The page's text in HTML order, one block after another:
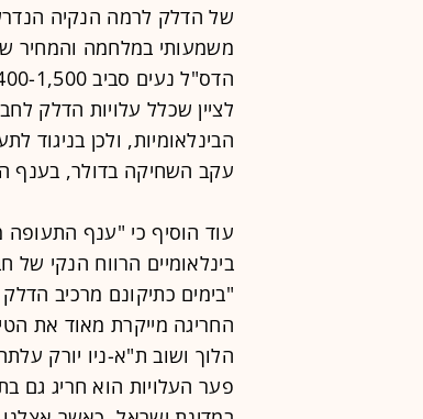
של הדלק לרמה הנקיה
משמעותי במלחמה והמחיר של
לציין שכלל עלויות הדלק
הבינלאומיות, ולכן
עקב השחיקה בדולר, בענף
עוד הוסיף כי "ענף התעופה
החריגה מייקרת מאוד את
פער העלויות הוא חריג גם